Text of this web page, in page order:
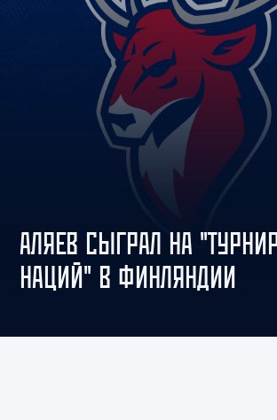
АЛЯЕВ СЫГРАЛ НА
НАЦИЙ" В ФИНЛЯНДИИ